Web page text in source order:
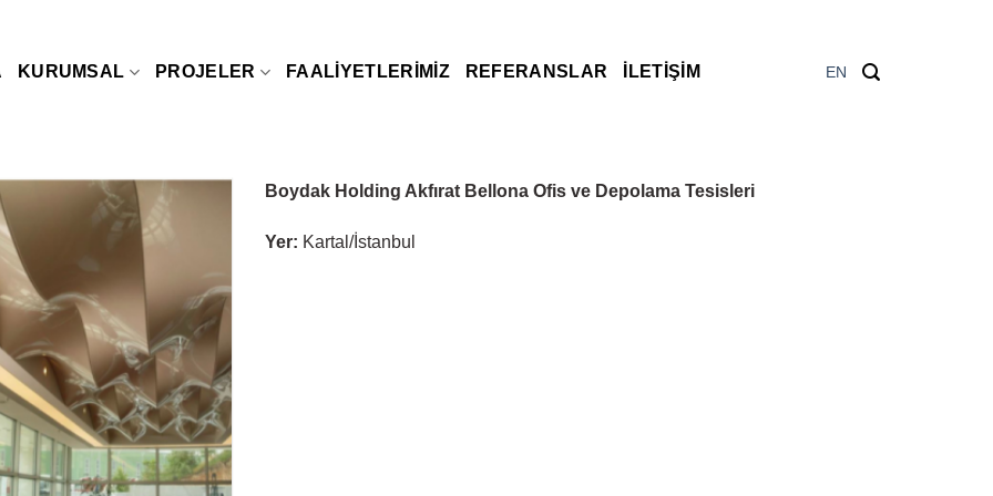
KURUMSAL PROJELER FAALIYETLERIMIZ REFERANSLAR İLETIŞIM EN
Boydak Holding Akfırat Bellona Ofis ve Depolama Tesisleri
Yer: Kartal/İstanbul